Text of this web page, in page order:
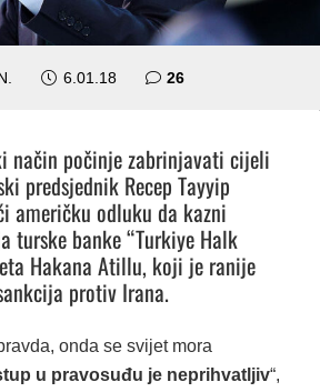
6.01.18 26komentara
način počinje zabrinjavati cijeli
predsjednik Recep Tayyip
američku odluku da kazni
turske banke “Turkiye Halk
Hakana Atillu, koji je ranije
protiv Irana.
onda se svijet mora
u pravosuđu je neprihvatljiv“,